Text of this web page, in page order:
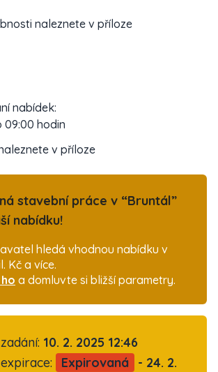
naleznete v příloze
nabídek:
09:00 hodin
v příloze
stavební práce v “Bruntál”
nabídku!
hledá vhodnou nabídku v
Kč a více.
a domluvte si bližší parametry.
10. 2. 2025 12:46
Expirovaná
- 24. 2.